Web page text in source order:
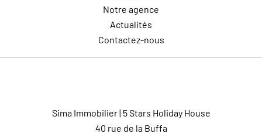
Notre agence
Actualités
Contactez-nous
Sima Immobilier | 5 Stars Holiday House
40 rue de la Buffa